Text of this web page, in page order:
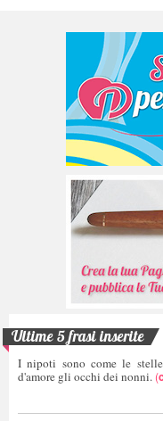
Ultime 5 frasi inserite
I nipoti sono come le
d'amore gli occhi dei nonni. (